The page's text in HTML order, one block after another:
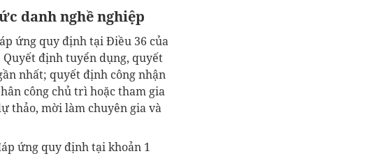
danh nghề nghiệp
ứng quy định tại Điều 36 của
Quyết định tuyển dụng, quyết
nhất; quyết định công nhận
công chủ trì hoặc tham gia
thảo, mời làm chuyên gia và
ứng quy định tại khoản 1